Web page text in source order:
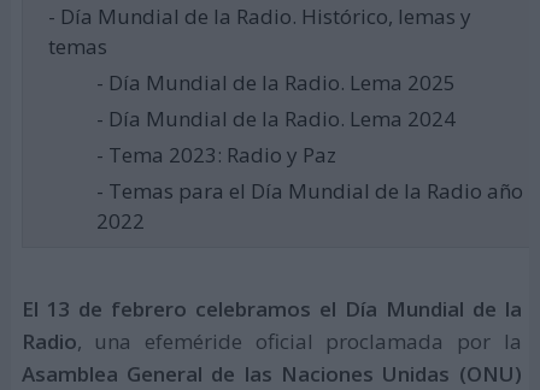
- Día Mundial de la Radio. Histórico, lemas y
temas
- Día Mundial de la Radio. Lema 2025
- Día Mundial de la Radio. Lema 2024
- Tema 2023: Radio y Paz
- Temas para el Día Mundial de la Radio año
2022
El 13 de febrero celebramos el Día Mundial de la
Radio, una efeméride oficial proclamada por la
Asamblea General de las Naciones Unidas (ONU)